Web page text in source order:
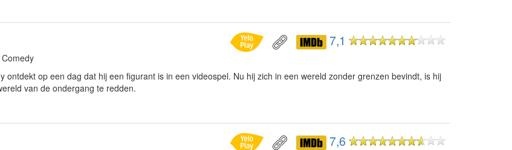
7,1
ontdekt op een dag dat hij een figurant is in een videospel. Nu hij zich in een wereld zonder grenzen bevindt, is hij
van de ondergang te redden.
7,6